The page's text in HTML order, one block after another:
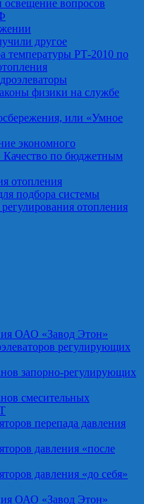
освещение вопросов
другое
температуры РТ-2010 по
физики на службе
или «Умное
экономного
Качество по бюджетным
отопления
подбора системы
отопления
ОАО «Завод Этон»
регулирующих
запорно-регулирующих
смесительных
перепада давления
давления «после
давления «до себя»
ОАО «Завод Этон»